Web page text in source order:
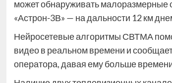
может обнаруживать малоразмерные
«Астрон-3В» — на дальности 12 км
Нейросетевые алгоритмы СВТМА
видео в реальном времени и
оператора, давая ему больше